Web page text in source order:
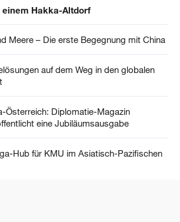
Hakka-Altdorf
Meere – Die erste Begegnung mit China
auf dem Weg in den globalen
Österreich: Diplomatie-Magazin
eine Jubiläumsausgabe
Hub für KMU im Asiatisch-Pazifischen